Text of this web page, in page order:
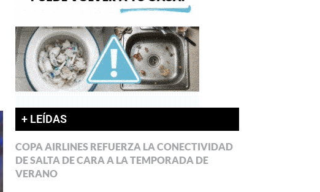
+ LEÍDAS
COPA AIRLINES REFUERZA LA CONECTIVIDAD
DE SALTA DE CARA A LA TEMPORADA DE
VERANO